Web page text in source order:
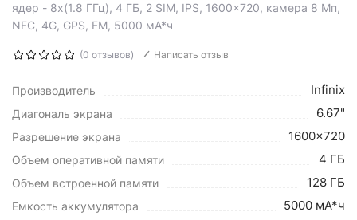
ядер - 8x(1.8 ГГц), 4 ГБ, 2 SIM, IPS, 1600x720, камера 8 Мп,
NFC, 4G, GPS, FM, 5000 мА*ч
(0 отзывов) Написать отзыв
Производитель Infinix
Диагональ экрана 6.67"
Разрешение экрана 1600x720
Объем оперативной памяти 4 ГБ
Объем встроенной памяти 128 ГБ
Емкость аккумулятора 5000 мА*ч